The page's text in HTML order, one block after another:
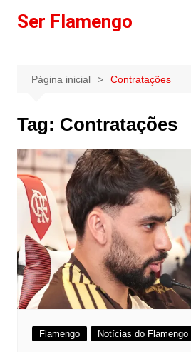
paraSer Flamengo
Página inicial Contratações
Tag: Contratações
Flamengo Notícias do Flamengo